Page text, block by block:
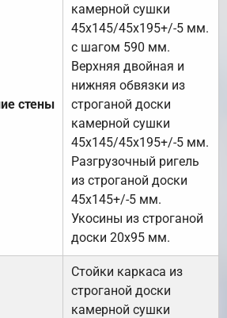
стены
камерной сушки
45х145/45х195+/-5 мм.
с шагом 590 мм.
Верхняя двойная и
нижняя обвязки из
строганой доски
камерной сушки
45х145/45х195+/-5 мм.
Разгрузочный ригель
из строганой доски
45х145+/-5 мм.
Укосины из строганой
доски 20х95 мм.
Стойки каркаса из
строганой доски
камерной сушки